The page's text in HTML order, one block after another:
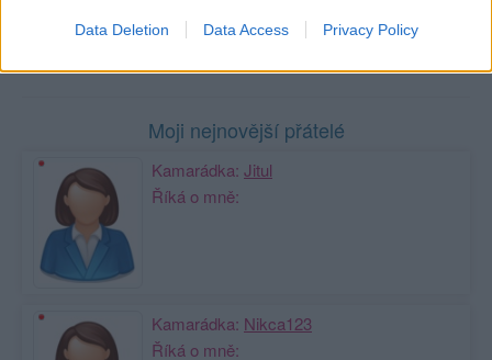
Data Deletion Data Access Privacy Policy
Zobrazit celou mou zeď
Moji nejnovější přátelé
Kamarádka: Jitul
Říká o mně:
Kamarádka: Nikca123
Říká o mně: